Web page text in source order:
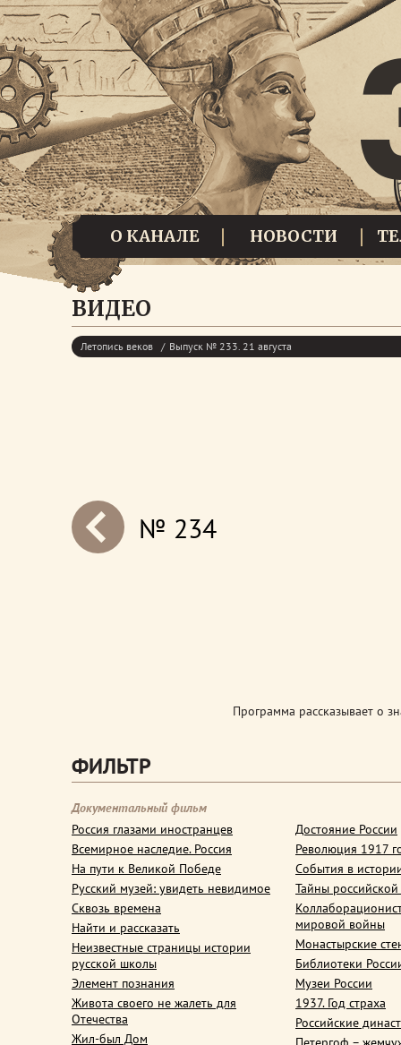
О КАНАЛЕ НОВОСТИ
ВИДЕО
Летопись веков Выпуск № 233. 21 августа
next№ 234
Программа рассказывает о
ФИЛЬТР
Документальный фильм
Россия глазами иностранцев
Всемирное наследие. Россия
На пути к Великой Победе
Русский музей: увидеть невидимое
Сквозь времена
Найти и рассказать
Неизвестные страницы истории
русской школы
Элемент познания
Живота своего не жалеть для
Отечества
Жил-был Дом
Достояние России
Революция 1917
События в
Тайны
мировой войны
Монастырские
Библиотеки
Музеи России
1937. Год страха
Российские